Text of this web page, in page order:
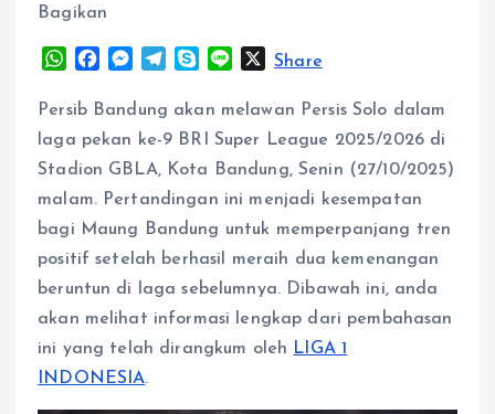
Bagikan
W
a
A
p
p
c
e
o
o
k
M
s
s
n
g
e
r
T
l
e
r
a
m
y
p
n
XShare
Persib Bandung akan melawan Persis Solo dalam
laga pekan ke-9 BRI Super League 2025/2026 di
Stadion GBLA, Kota Bandung, Senin (27/10/2025)
malam. Pertandingan ini menjadi kesempatan
bagi Maung Bandung untuk memperpanjang tren
positif setelah berhasil meraih dua kemenangan
beruntun di laga sebelumnya. Dibawah ini, anda
akan melihat informasi lengkap dari pembahasan
ini yang telah dirangkum oleh LIGA 1
INDONESIA.